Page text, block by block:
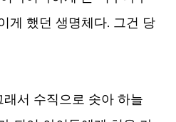
게 했던 생명체다. 그건 당
서 수직으로 솟아 하늘